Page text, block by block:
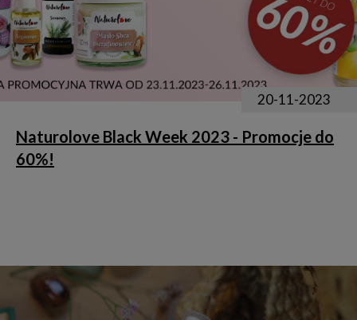
20-11-2023
Naturolove Black Week 2023 - Promocje do
60%!